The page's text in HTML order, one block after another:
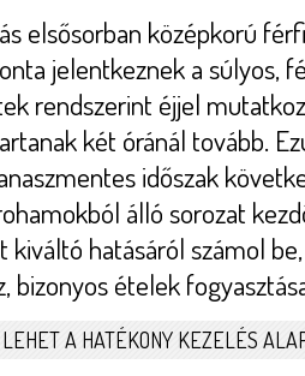
elsősorban középkorú
jelentkeznek a súlyos,
rendszerint éjjel
két óránál tovább.
időszak
álló sorozat
kiváltó hatásáról számol
bizonyos ételek
A HATÉKONY KEZELÉS